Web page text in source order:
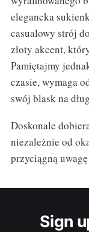
elegancka
casualowy strój
złoty akcent,
Pamiętajmy
czasie, wymaga
swój blask na
Doskonale
niezależnie od
przyciągną
Sign